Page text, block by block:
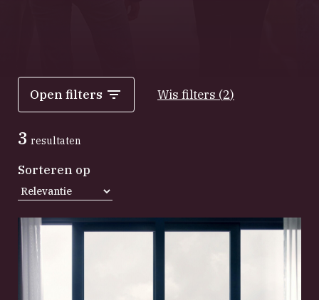
Open filters Wis filters (2)
3 resultaten
Sorteren op